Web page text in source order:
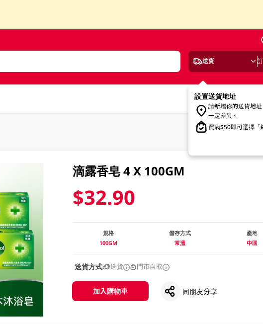
送貨
設置送貨地址
請新增你的送貨地
一定差異。
買滿$50即可選擇「
滴露香皂 4 X 100GM
$32.90
規格
100GM
儲存方式
常溫
產地
中國
送貨方式 送貨 門市自取
加入購物車 同朋友分享